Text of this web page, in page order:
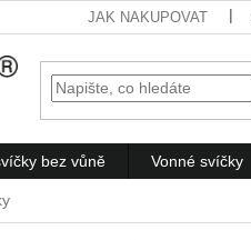
JAK NAKUPOVAT
bez vůně Vonné svíčky